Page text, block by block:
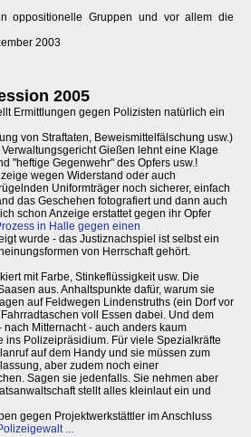
oppositionelle Gruppen und vor allem die
2003
2005
Ermittlungen gegen Polizisten natürlich ein
von Straftaten, Beweismittelfälschung usw.)
Verwaltungsgericht Gießen lehnt eine Klage
"heftige Gegenwehr" des Opfers usw.!
wegen Widerstand oder auch
Uniformträger noch sicherer, einfach
das Geschehen fotografiert und dann auch
schon Anzeige erstattet gegen ihr Opfer
in Halle gegen einen
wurde - das Justiznachspiel ist selbst ein
von Herrschaft gehört.
mit Farbe, Stinkeflüssigkeit usw. Die
aus. Anhaltspunkte dafür, warum sie
auf Feldwegen Lindenstruths (ein Dorf vor
voll Essen dabei. Und dem
Mitternacht - auch anders kaum
Polizeipräsidium. Für viele Spezialkräfte
auf dem Handy und sie müssen zum
aber zudem noch einer
Sagen sie jedenfalls. Sie nehmen aber
stellt alles kleinlaut ein und
gegen Projektwerkstättler im Anschluss
...